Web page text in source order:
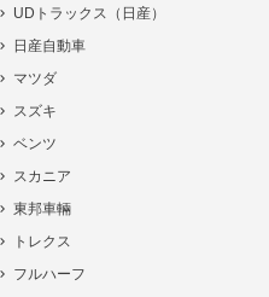
UDトラックス（日産）
日産自動車
マツダ
スズキ
ベンツ
スカニア
東邦車輛
トレクス
フルハーフ